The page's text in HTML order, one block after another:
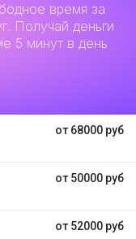
время за
Получай деньги
5 минут в день
от 68000 руб
от 50000 руб
от 52000 руб